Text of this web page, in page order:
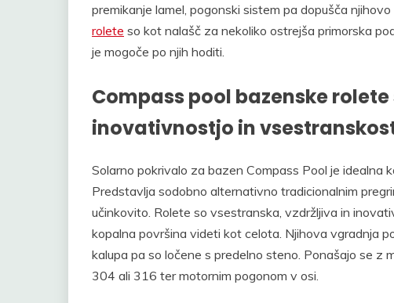
premikanje lamel, pogonski sistem pa dopušča
rolete so kot nalašč za nekoliko ostrejša primorska
je mogoče po njih hoditi.
Compass pool bazenske
inovativnostjo in
Solarno pokrivalo za bazen Compass Pool je idealna
Predstavlja sodobno alternativno tradicionalnim
učinkovito. Rolete so vsestranska, vzdržljiva in
kopalna površina videti kot celota. Njihova vgradnja
kalupa pa so ločene s predelno steno. Ponašajo se z
304 ali 316 ter motornim pogonom v osi.